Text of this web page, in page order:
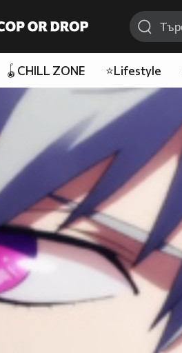
🪀CHILL ZONE ⭐Lifestyle